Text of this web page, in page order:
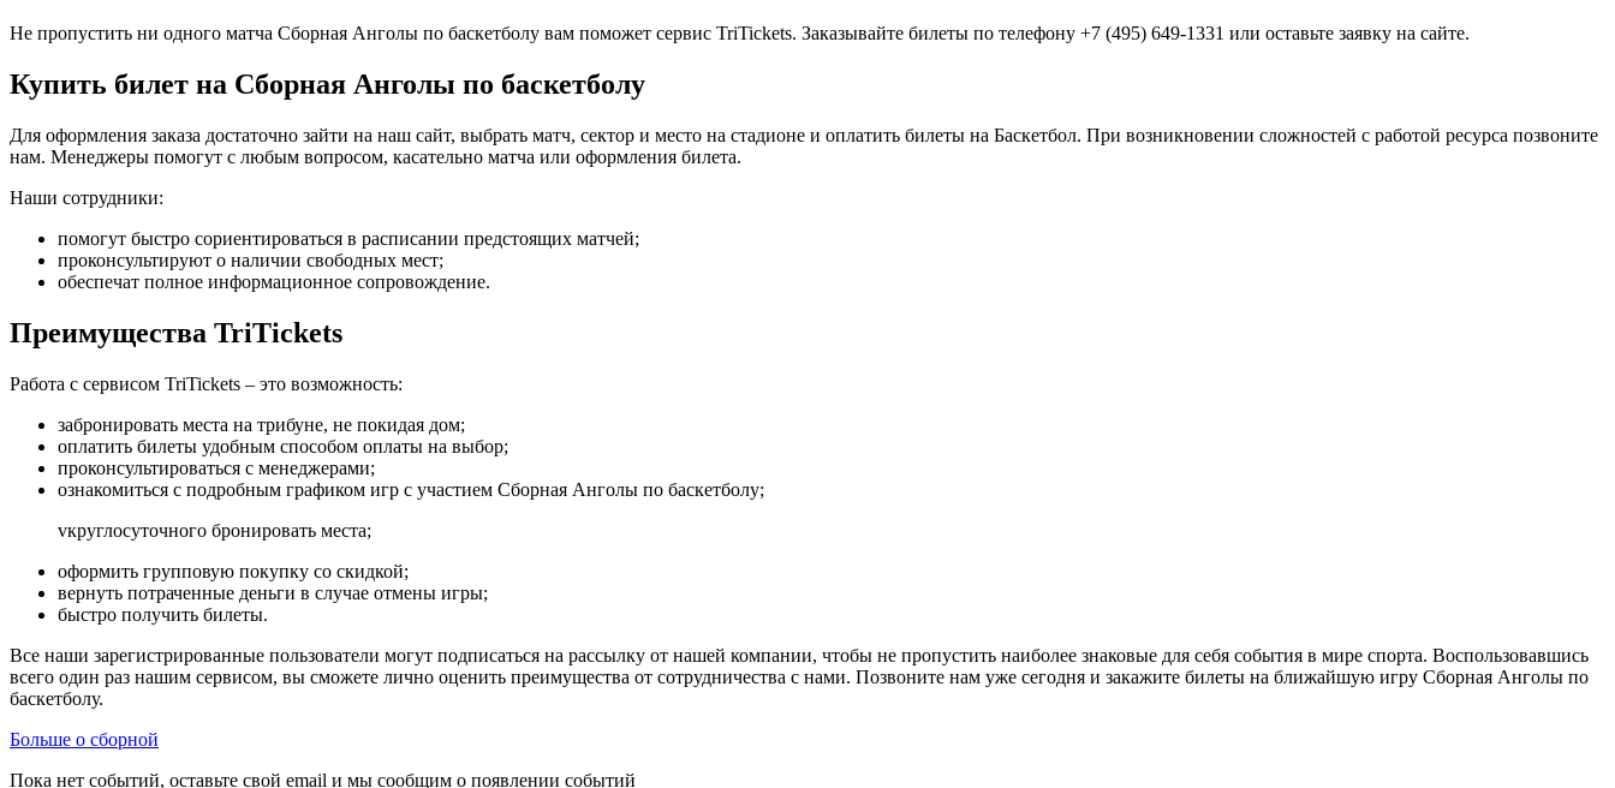
Не пропустить ни одного матча Сборная Анголы по баскетболу вам поможет сервис TriTickets. Заказывайте билеты по телефону +7 (495) 649-1331 или оставьте заявку на сайте.
Купить билет на Сборная Анголы по баскетболу
Для оформления заказа достаточно зайти на наш сайт, выбрать матч, сектор и место на стадионе и оплатить билеты на Баскетбол. При возникновении сложностей с работой ресурса позвоните
нам. Менеджеры помогут с любым вопросом, касательно матча или оформления билета.
Наши сотрудники:
помогут быстро сориентироваться в расписании предстоящих матчей;
проконсультируют о наличии свободных мест;
обеспечат полное информационное сопровождение.
Преимущества TriTickets
Работа с сервисом TriTickets – это возможность:
забронировать места на трибуне, не покидая дом;
оплатить билеты удобным способом оплаты на выбор;
проконсультироваться с менеджерами;
ознакомиться с подробным графиком игр с участием Сборная Анголы по баскетболу;
vкруглосуточного бронировать места;
оформить групповую покупку со скидкой;
вернуть потраченные деньги в случае отмены игры;
быстро получить билеты.
Все наши зарегистрированные пользователи могут подписаться на рассылку от нашей компании, чтобы не пропустить наиболее знаковые для себя события в мире спорта. Воспользовавшись
всего один раз нашим сервисом, вы сможете лично оценить преимущества от сотрудничества с нами. Позвоните нам уже сегодня и закажите билеты на ближайшую игру Сборная Анголы по
баскетболу.
Больше о сборной
Пока нет событий, оставьте свой email и мы сообщим о появлении событий